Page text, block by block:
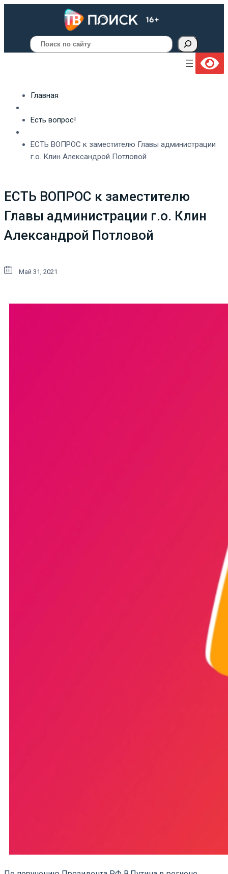
Поиск
Главная
Есть вопрос!
ЕСТЬ ВОПРОС к заместителю Главы администрации
г.о. Клин Александрой Потловой
ЕСТЬ ВОПРОС к заместителю
Главы администрации г.о. Клин
Александрой Потловой
Май 31, 2021